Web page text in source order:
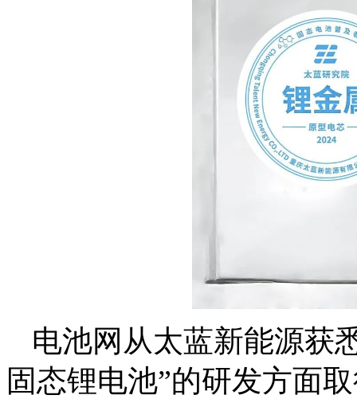
电池网从太蓝新能源获
固态锂电池”的研发方面